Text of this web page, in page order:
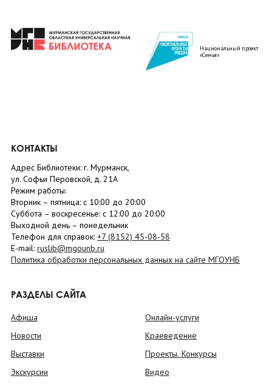
Национальный проект
«Семья»
КОНТАКТЫ
Адрес Библиотеки: г. Мурманск,
ул. Софьи Перовской, д. 21А
Режим работы:
Вторник – пятница: с 10:00 до 20:00
Суббота – воскресенье: c 12:00 до 20:00
Выходной день – понедельник
Телефон для справок: +7 (8152) 45-08-58
E-mail: ruslib@mgounb.ru
Политика обработки персональных данных на сайте МГОУНБ
РАЗДЕЛЫ САЙТА
Афиша
Новости
Выставки
Экскурсии
Онлайн-услуги
Краеведение
Проекты. Конкурсы
Видео